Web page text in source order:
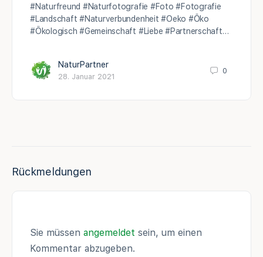
#Naturfreund #Naturfotografie #Foto #Fotografie
#Landschaft #Naturverbundenheit #Oeko #Öko
#Ökologisch #Gemeinschaft #Liebe #Partnerschaft…
NaturPartner
28. Januar 2021
0
Rückmeldungen
Sie müssen angemeldet sein, um einen
Kommentar abzugeben.